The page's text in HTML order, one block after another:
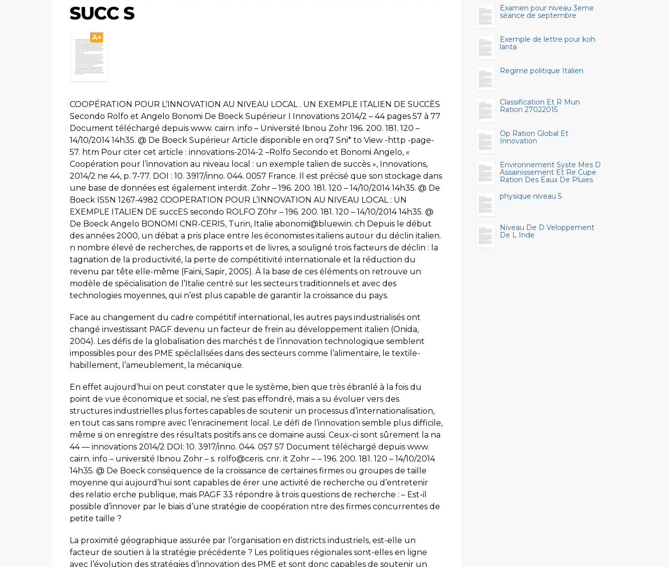
SUCC S
A+
COOPÉRATION POUR L’INNOVATION AU NIVEAU LOCAL . UN EXEMPLE ITALIEN DE SUCCÈS
Secondo Rolfo et Angelo Bonomi De Boeck Supérieur I Innovations 2014/2 – 44 pages 57 à 77
Document téléchargé depuis www. cairn. info – Université Ibnou Zohr 196. 200. 181. 120 –
14/10/2014 14h35. @ De Boeck Supérieur Article disponible en orq7 Sni* to View -http -page-
57. htm Pour citer cet article : innovations-2014-2 –Rolfo Secondo et Bonomi Angelo, «
Coopération pour l’innovation au niveau local : un exemple talien de succès », Innovations,
2014/2 ne 44, p. 7-77. DOI : 10. 3917/inno. 044. 0057 France. Il est précisé que son stockage dans
une base de données est également interdit. Zohr – 196. 200. 181. 120 – 14/10/2014 14h35. @ De
Boeck ISSN 1267-4982 COOPERATION POUR L’INNOVATION AU NIVEAU LOCAL : UN
EXEMPLE ITALIEN DE succES secondo ROLFO Z0hr – 196. 200. 181. 120 – 14/10/2014 14h35. @
De Boeck Angelo BONOMI CNR-CERIS, Turin, Italie abonomi@bluewin. ch Depuis le début
des années 2000, un débat a pris place entre les économistes italiens autour du déclin italien.
n nombre élevé de recherches, de rapports et de livres, a souligné trois facteurs de déclin : la
tagnation de la productivité, la perte de compétitivité internationale et la réduction du
revenu par tête elle-même (Faini, Sapir, 2005). À la base de ces éléments on retrouve un
modèle de spécialisation de l’Italie centré sur les secteurs traditionnels et avec des
technologies moyennes, qui n’est plus capable de garantir la croissance du pays.
Face au changement du cadre compétitif international, les autres pays industrialisés ont
changé investissant PAGF devenu un facteur de frein au développement italien (Onida,
2004). Les défis de la globalisation des marchés t de l’innovation technologique semblent
impossibles pour des PME spéclallsées dans des secteurs comme l’alimentaire, le textile-
habillement, l’ameublement, la mécanique.
En effet aujourd’hui on peut constater que le système, bien que très ébranlé à la fois du
point de vue économique et social, ne s’est pas effondré, mais a su évoluer vers des
structures industrielles plus fortes capables de soutenir un processus d’internationalisation,
en tout cas sans rompre avec l’enracinement local. Le défi de l’innovation semble plus difficile,
même si on enregistre des résultats positifs ans ce domaine aussi. Ceux-ci sont sûrement la na
44 — innovations 2014/2 DOI: 10. 3917/inno. 044. 057 57 Document téléchargé depuis www.
cairn. info – université Ibnou Zohr – s. rolfo@ceris. cnr. it Zohr – – 196. 200. 181. 120 – 14/10/2014
14h35. @ De Boeck conséquence de la croissance de certaines firmes ou groupes de taille
moyenne qui aujourd’hui sont capables de érer une activité de recherche ou d’entretenir
des relatio erche publique, mais PAGF 33 répondre à trois questions de recherche : – Est-il
possible d’innover par le biais d’une stratégie de coopération ntre des firmes concurrentes de
petite taille ?
La proximité géographique assurée par l’organisation en districts industriels, est-elle un
facteur de soutien à la stratégie précédente ? Les politiques régionales sont-elles en ligne
avec l’évolution des stratégies d’innovation des PME et sont donc capables de soutenir un
Examen pour niveau 3eme
séance de septembre
Exemple de lettre pour koh
lanta
Regime politique Italien
Classification Et R Mun
Ration 27022015
Op Ration Global Et
Innovation
Environnement Syste Mes D
Assainissement Et Re Cupe
Ration Des Eaux De Pluies
physique niveau 5
Niveau De D Veloppement
De L Inde